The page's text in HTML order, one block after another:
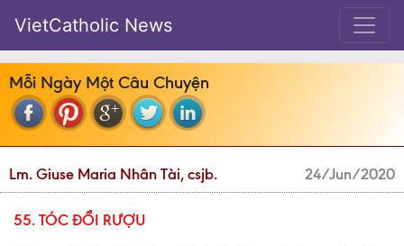
VietCatholic News
Mỗi Ngày Một Câu Chuyện
Lm. Giuse Maria Nhân Tài, csjb. 24/Jun/2020
55. TÓC ĐỔI RƯỢU